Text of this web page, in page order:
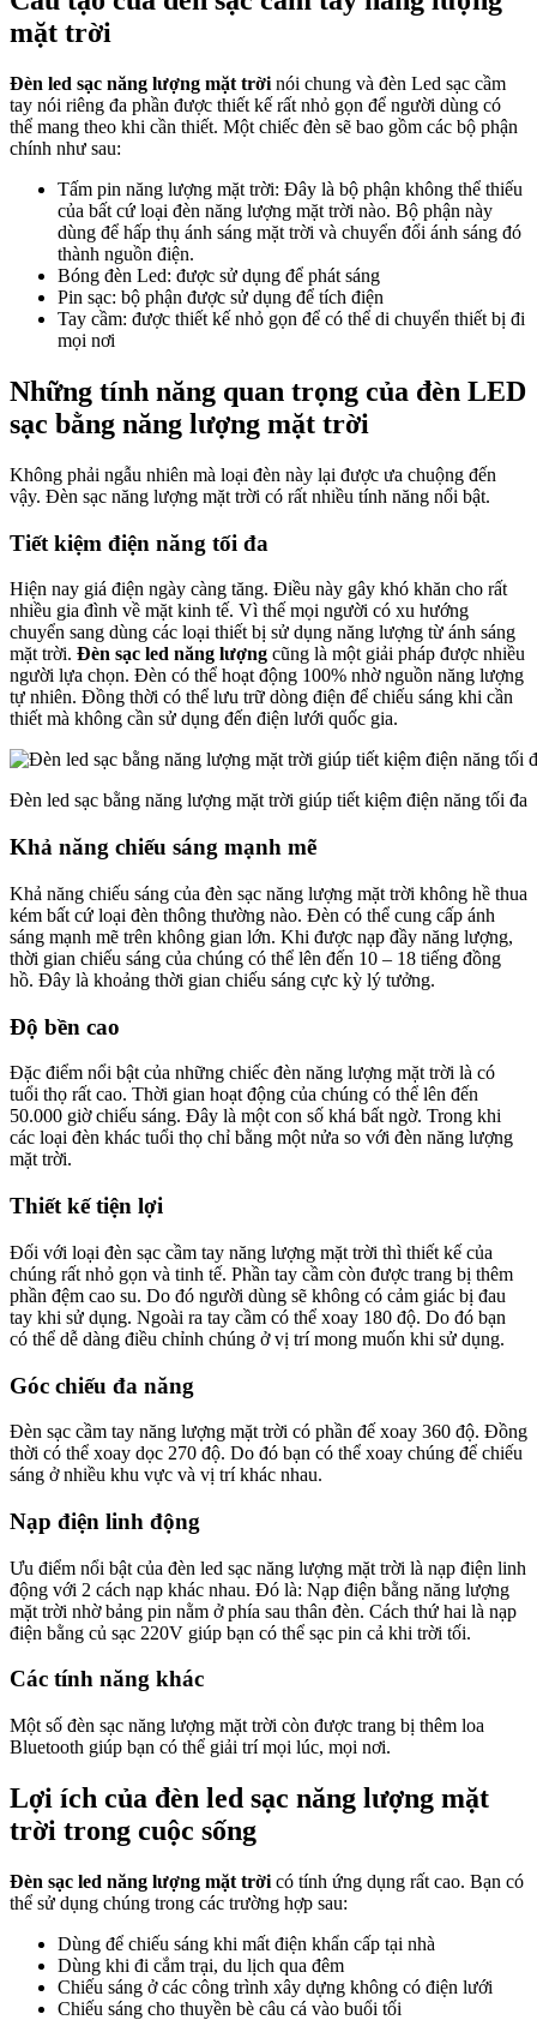
mặt trời
Đèn led sạc năng lượng mặt trời nói chung và đèn Led sạc cầm
tay nói riêng đa phần được thiết kế rất nhỏ gọn để người dùng có
thể mang theo khi cần thiết. Một chiếc đèn sẽ bao gồm các bộ phận
chính như sau:
Tấm pin năng lượng mặt trời: Đây là bộ phận không thể thiếu
của bất cứ loại đèn năng lượng mặt trời nào. Bộ phận này
dùng để hấp thụ ánh sáng mặt trời và chuyển đổi ánh sáng đó
thành nguồn điện.
Bóng đèn Led: được sử dụng để phát sáng
Pin sạc: bộ phận được sử dụng để tích điện
Tay cầm: được thiết kế nhỏ gọn để có thể di chuyển thiết bị đi
mọi nơi
Những tính năng quan trọng của đèn LED
sạc bằng năng lượng mặt trời
Không phải ngẫu nhiên mà loại đèn này lại được ưa chuộng đến
vậy. Đèn sạc năng lượng mặt trời có rất nhiều tính năng nổi bật.
Tiết kiệm điện năng tối đa
Hiện nay giá điện ngày càng tăng. Điều này gây khó khăn cho rất
nhiều gia đình về mặt kinh tế. Vì thế mọi người có xu hướng
chuyển sang dùng các loại thiết bị sử dụng năng lượng từ ánh sáng
mặt trời. Đèn sạc led năng lượng cũng là một giải pháp được nhiều
người lựa chọn. Đèn có thể hoạt động 100% nhờ nguồn năng lượng
tự nhiên. Đồng thời có thể lưu trữ dòng điện để chiếu sáng khi cần
thiết mà không cần sử dụng đến điện lưới quốc gia.
Đèn led sạc bằng năng lượng mặt trời giúp tiết kiệm điện năng tối đa
Khả năng chiếu sáng mạnh mẽ
Khả năng chiếu sáng của đèn sạc năng lượng mặt trời không hề thua
kém bất cứ loại đèn thông thường nào. Đèn có thể cung cấp ánh
sáng mạnh mẽ trên không gian lớn. Khi được nạp đầy năng lượng,
thời gian chiếu sáng của chúng có thể lên đến 10 – 18 tiếng đồng
hồ. Đây là khoảng thời gian chiếu sáng cực kỳ lý tưởng.
Độ bền cao
Đặc điểm nổi bật của những chiếc đèn năng lượng mặt trời là có
tuổi thọ rất cao. Thời gian hoạt động của chúng có thể lên đến
50.000 giờ chiếu sáng. Đây là một con số khá bất ngờ. Trong khi
các loại đèn khác tuổi thọ chỉ bằng một nửa so với đèn năng lượng
mặt trời.
Thiết kế tiện lợi
Đối với loại đèn sạc cầm tay năng lượng mặt trời thì thiết kế của
chúng rất nhỏ gọn và tinh tế. Phần tay cầm còn được trang bị thêm
phần đệm cao su. Do đó người dùng sẽ không có cảm giác bị đau
tay khi sử dụng. Ngoài ra tay cầm có thể xoay 180 độ. Do đó bạn
có thể dễ dàng điều chỉnh chúng ở vị trí mong muốn khi sử dụng.
Góc chiếu đa năng
Đèn sạc cầm tay năng lượng mặt trời có phần đế xoay 360 độ. Đồng
thời có thể xoay dọc 270 độ. Do đó bạn có thể xoay chúng để chiếu
sáng ở nhiều khu vực và vị trí khác nhau.
Nạp điện linh động
Ưu điểm nổi bật của đèn led sạc năng lượng mặt trời là nạp điện linh
động với 2 cách nạp khác nhau. Đó là: Nạp điện bằng năng lượng
mặt trời nhờ bảng pin nằm ở phía sau thân đèn. Cách thứ hai là nạp
điện bằng củ sạc 220V giúp bạn có thể sạc pin cả khi trời tối.
Các tính năng khác
Một số đèn sạc năng lượng mặt trời còn được trang bị thêm loa
Bluetooth giúp bạn có thể giải trí mọi lúc, mọi nơi.
Lợi ích của đèn led sạc năng lượng mặt
trời trong cuộc sống
Đèn sạc led năng lượng mặt trời có tính ứng dụng rất cao. Bạn có
thể sử dụng chúng trong các trường hợp sau:
Dùng để chiếu sáng khi mất điện khẩn cấp tại nhà
Dùng khi đi cắm trại, du lịch qua đêm
Chiếu sáng ở các công trình xây dựng không có điện lưới
Chiếu sáng cho thuyền bè câu cá vào buổi tối